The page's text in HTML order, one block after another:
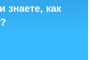
знаете, как